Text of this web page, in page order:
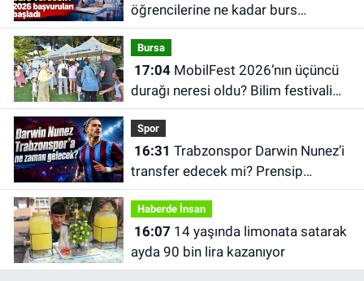
öğrencilerine ne kadar burs
verecek? 2026 başvuruları başladı
Bursa
17:04MobilFest 2026’nın üçüncü
durağı neresi oldu? Bilim festivali
İznik’e taşındı
Spor
16:31
transfer edecek mi? Prensip
anlaşması iddiası
Haberde İnsan
16:07
ayda 90 bin lira kazanıyor